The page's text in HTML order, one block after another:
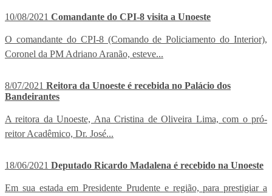
10/08/2021 Comandante do CPI-8 visita a Unoeste
O comandante do CPI-8 (Comando de Policiamento do Interior),
Coronel da PM Adriano Aranão, esteve...
8/07/2021 Reitora da Unoeste é recebida no Palácio dos
Bandeirantes
A reitora da Unoeste, Ana Cristina de Oliveira Lima, com o pró-
reitor Acadêmico, Dr. José...
18/06/2021 Deputado Ricardo Madalena é recebido na Unoeste
Em sua estada em Presidente Prudente e região, para prestigiar a